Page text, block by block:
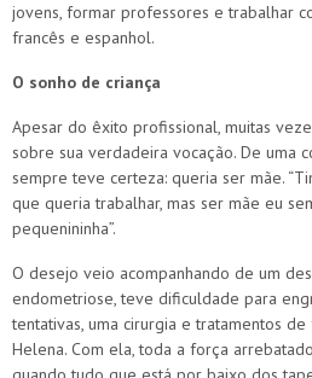
jovens, formar professores e trabalhar
francês e espanhol.
O sonho de criança
Apesar do êxito profissional, muitas
sobre sua verdadeira vocação. De uma
sempre teve certeza: queria ser mãe.
que queria trabalhar, mas ser mãe eu
pequenininha”.
O desejo veio acompanhando de um
endometriose, teve dificuldade para
tentativas, uma cirurgia e tratamentos
Helena. Com ela, toda a força